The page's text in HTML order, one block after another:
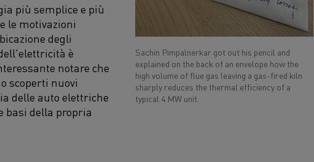
Sachin Pimpalnerkar got out his pencil and
explained on the back of an envelope how the
high volume of flue gas leaving a gas-fired kiln
sharply reduces the thermal efficiency of a
typical 4 MW unit.
più semplice e più
le motivazioni
degli
è
notare che
scoperti nuovi
delle auto elettriche
basi della propria